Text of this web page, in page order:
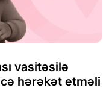
vasitəsilə
hərəkət etməli